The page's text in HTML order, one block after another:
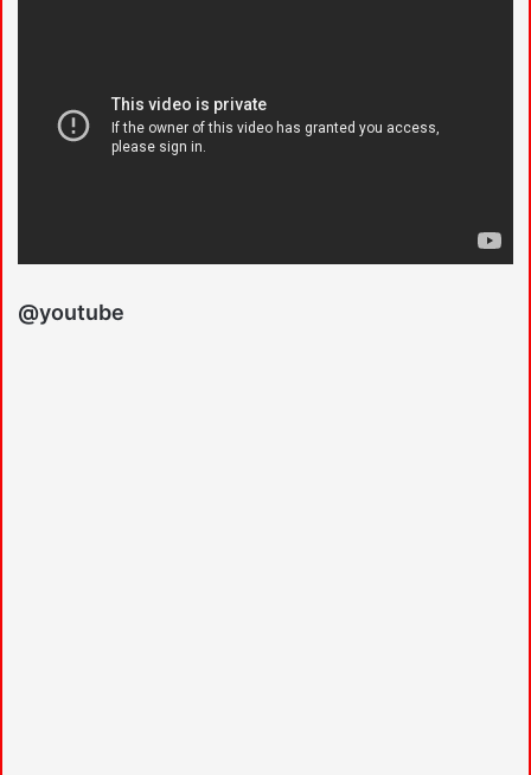
@youtube